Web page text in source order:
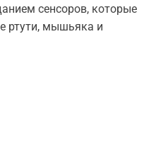
сенсоров, которые
ртути, мышьяка и